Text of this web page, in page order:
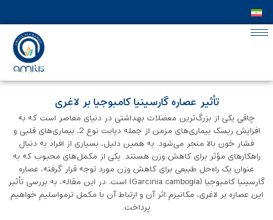
تأثیر عصاره گارسینیا کامبوجیا بر لاغری
چاقی یکی از بزرگ‌ترین معضلات بهداشتی در دنیای معاصر است که به
افزایش ریسک بیماری‌های مزمن از جمله دیابت نوع 2، بیماری‌های قلبی و
فشار خون بالا منجر می‌شود. به همین دلیل، بسیاری از افراد به دنبال
راهکارهای مؤثر برای کاهش وزن هستند. یکی از مکمل‌های محبوب که به
عنوان یک راه‌حل طبیعی برای کاهش وزن مورد توجه قرار گرفته، عصاره
گارسینیا کامبوجیا (Garcinia cambogia) است. در این مقاله، به بررسی تأثیر
این عصاره بر لاغری، مکانیزم اثر آن و ارتباط آن با مکمل ترمواسلیم خواهیم
پرداخت.